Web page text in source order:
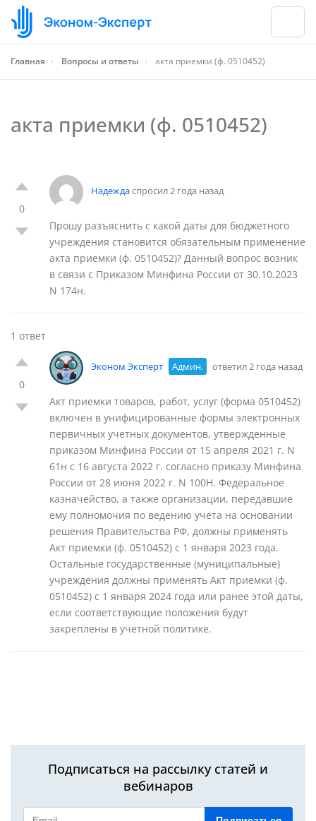
Главная › Вопросы и ответы › акта приемки (ф. 0510452)
акта приемки (ф. 0510452)
0
Надеждаспросил 2 года назад
Прошу разъяснить с какой даты для бюджетного
учреждения становится обязательным применение
акта приемки (ф. 0510452)? Данный вопрос возник
в связи с Приказом Минфина России от 30.10.2023
N 174н.
1 ответ
0
Эконом Эксперт Админ. ответил 2 года назад
Акт приемки товаров, работ, услуг (форма 0510452)
включен в унифицированные формы электронных
первичных учетных документов, утвержденные
приказом Минфина России от 15 апреля 2021 г. N
61н с 16 августа 2022 г. согласно приказу Минфина
России от 28 июня 2022 г. N 100Н. Федеральное
казначейство, а также организации, передавшие
ему полномочия по ведению учета на основании
решения Правительства РФ, должны применять
Акт приемки (ф. 0510452) с 1 января 2023 года.
Остальные государственные (муниципальные)
учреждения должны применять Акт приемки (ф.
0510452) с 1 января 2024 года или ранее этой даты,
если соответствующие положения будут
закреплены в учетной политике.
Подписаться на рассылку статей и
вебинаров